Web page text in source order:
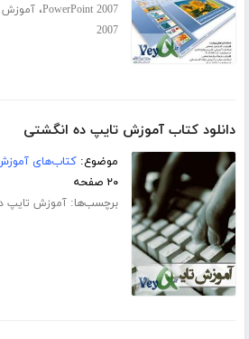
PowerPoint 2007،آموزش
2007
دانلود کتاب آموزش تایپ ده انگشتی
موضوع:کتاب‌های آموزش
۲۰ صفحه
برچسب‌ها:آموزش تایپ